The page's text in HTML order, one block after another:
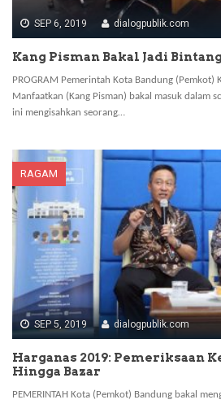
SEP 6, 2019 dialogpublik.com
Kang Pisman Bakal Jadi
PROGRAM Pemerintah Kota Bandung (Pemkot)
Manfaatkan (Kang Pisman) bakal masuk dalam
ini mengisahkan seorang…
RAGAM
SEP 5, 2019 dialogpublik.com
Harganas 2019: Pemeriksaan
Hingga Bazar
PEMERINTAH Kota (Pemkot) Bandung bakal